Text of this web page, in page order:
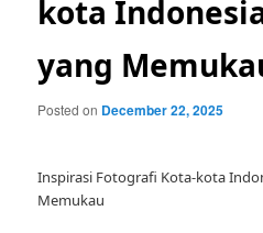
kota
yang
Posted on December 22, 2025
Inspirasi Fotografi Kota-kota
Memukau